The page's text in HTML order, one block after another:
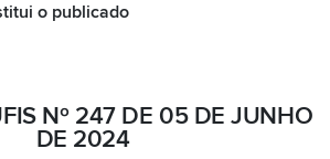
o publicado
Nº 247 DE 05 DE JUNHO
DE 2024